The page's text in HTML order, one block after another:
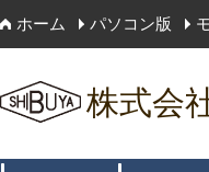
ホーム パソコン版
株式会